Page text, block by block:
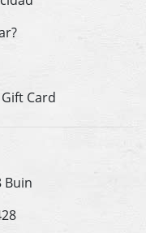
Card
Buin